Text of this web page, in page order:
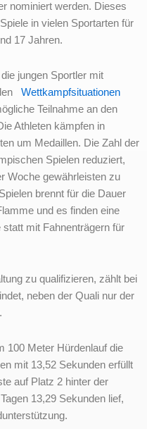
nominiert werden. Dieses
in vielen Sportarten für
17 Jahren.
jungen Sportler mit
Wettkampfsituationen
Teilnahme an den
Athleten kämpfen in
um Medaillen. Die Zahl der
Spielen reduziert,
Woche gewährleisten zu
brennt für die Dauer
und es finden eine
mit Fahnenträgern für
zu qualifizieren, zählt bei
neben der Quali nur der
100 Meter Hürdenlauf die
mit 13,52 Sekunden erfüllt
auf Platz 2 hinter der
13,29 Sekunden lief,